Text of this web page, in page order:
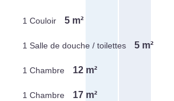
1 Couloir 5 m²
1 Salle de douche / toilettes 5 m²
1 Chambre 12 m²
1 Chambre 17 m²